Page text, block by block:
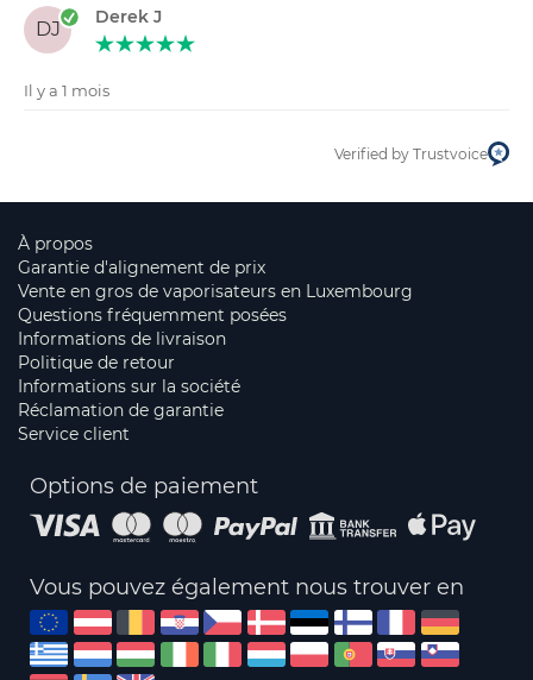
DJ
Derek J
Il y a 1 mois
Verified by Trustvoice
À propos
Garantie d'alignement de prix
Vente en gros de vaporisateurs en Luxembourg
Questions fréquemment posées
Informations de livraison
Politique de retour
Informations sur la société
Réclamation de garantie
Service client
Options de paiement
Vous pouvez également nous trouver en